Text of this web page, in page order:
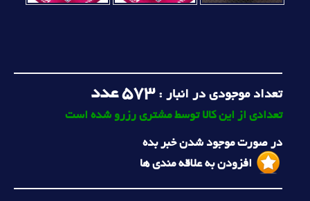
تعداد موجودی در انبار :573 عدد
تعدادی از این کالا توسط مشتری رزرو شده است
در صورت موجود شدن خبر بده
افزودن به علاقه مندی ها